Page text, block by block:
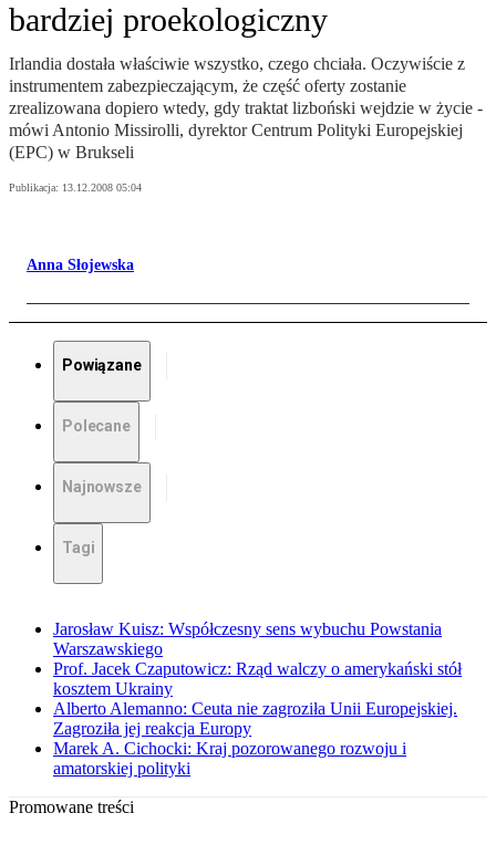
bardziej proekologiczny
Irlandia dostała właściwie wszystko, czego chciała. Oczywiście z
instrumentem zabezpieczającym, że część oferty zostanie
zrealizowana dopiero wtedy, gdy traktat lizboński wejdzie w życie -
mówi Antonio Missirolli, dyrektor Centrum Polityki Europejskiej
(EPC) w Brukseli
Publikacja: 13.12.2008 05:04
Anna Słojewska
Powiązane
Polecane
Najnowsze
Tagi
Jarosław Kuisz: Współczesny sens wybuchu Powstania
Warszawskiego
Prof. Jacek Czaputowicz: Rząd walczy o amerykański stół
kosztem Ukrainy
Alberto Alemanno: Ceuta nie zagroziła Unii Europejskiej.
Zagroziła jej reakcja Europy
Marek A. Cichocki: Kraj pozorowanego rozwoju i
amatorskiej polityki
Promowane treści